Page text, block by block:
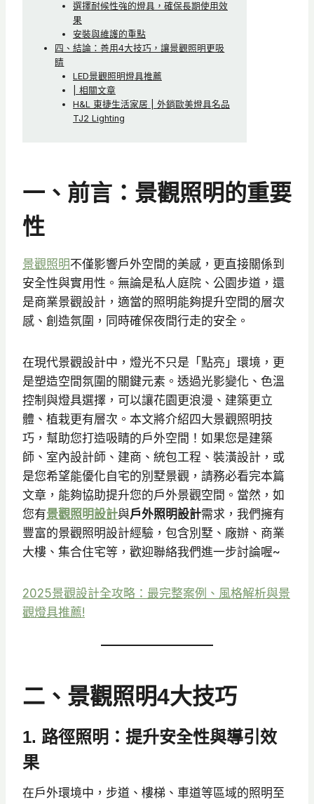
選擇耐候性強的燈具，確保長期使用效
果
安裝與維護的重點
四、結論：善用4大技巧，讓景觀照明更吸
睛
LED景觀照明燈具推薦
| 相關文章
H&L 東捷生活家居 | 外銷歐美燈具名品
TJ2 Lighting
一、前言：景觀照明的重要
性
景觀照明不僅影響戶外空間的美感，更直接關係到
安全性與實用性。無論是私人庭院、公園步道，還
是商業景觀設計，適當的照明能夠提升空間的層次
感、創造氛圍，同時確保夜間行走的安全。
在現代景觀設計中，燈光不只是「點亮」環境，更
是塑造空間氛圍的關鍵元素。透過光影變化、色溫
控制與燈具選擇，可以讓花園更浪漫、建築更立
體、植栽更有層次。本文將介紹四大景觀照明技
巧，幫助您打造吸睛的戶外空間！如果您是建築
師、室內設計師、建商、統包工程、裝潢設計，或
是您希望能優化自宅的別墅景觀，請務必看完本篇
文章，能夠協助提升您的戶外景觀空間。當然，如
您有景觀照明設計與戶外照明設計需求，我們擁有
豐富的景觀照明設計經驗，包含別墅、廠辦、商業
大樓、集合住宅等，歡迎聯絡我們進一步討論喔~
2025景觀設計全攻略：最完整案例、風格解析與景
觀燈具推薦!
二、景觀照明4大技巧
1. 路徑照明：提升安全性與導引效
果
在戶外環境中，步道、樓梯、車道等區域的照明至